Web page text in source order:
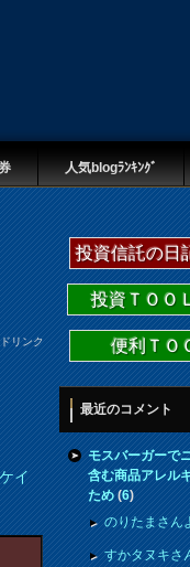
人気blogﾗﾝｷﾝｸﾞ
リンク
イ
投資信託の日
投資ＴＯＯ
便利Ｔ
最近のコメント
モスバーガーで
含む商品アレル
ため(6)
のりたまさん
すかタヌキさ